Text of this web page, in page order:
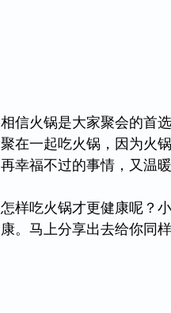
相信火锅是大家聚会的首
聚在一起吃火锅，因为火
再幸福不过的事情，又温暖
怎样吃火锅才更健康呢？
康。马上分享出去给你同